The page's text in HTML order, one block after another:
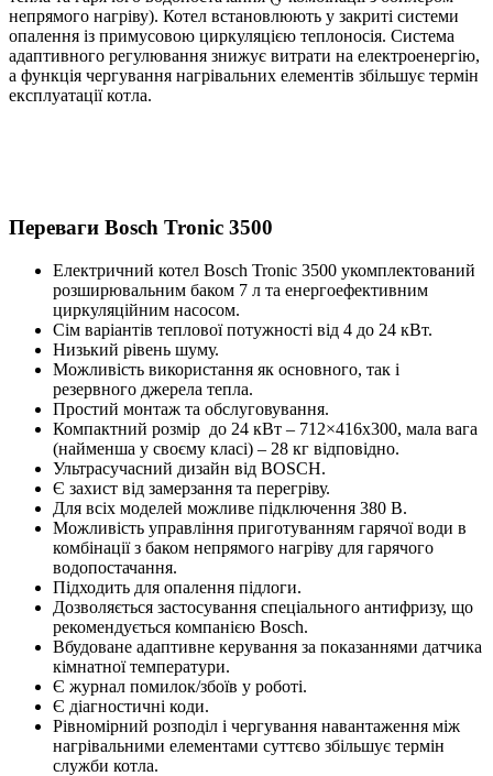
непрямого нагріву). Котел встановлюють у закриті системи
опалення із примусовою циркуляцією теплоносія. Система
адаптивного регулювання знижує витрати на електроенергію,
а функція чергування нагрівальних елементів збільшує термін
експлуатації котла.
Переваги Bosch Tronic 3500
Електричний котел Bosch Tronic 3500 укомплектований
розширювальним баком 7 л та енергоефективним
циркуляційним насосом.
Сім варіантів теплової потужності від 4 до 24 кВт.
Низький рівень шуму.
Можливість використання як основного, так і
резервного джерела тепла.
Простий монтаж та обслуговування.
Компактний розмір до 24 кВт – 712×416х300, мала вага
(найменша у своєму класі) – 28 кг відповідно.
Ультрасучасний дизайн від BOSCH.
Є захист від замерзання та перегріву.
Для всіх моделей можливе підключення 380 В.
Можливість управління приготуванням гарячої води в
комбінації з баком непрямого нагріву для гарячого
водопостачання.
Підходить для опалення підлоги.
Дозволяється застосування спеціального антифризу, що
рекомендується компанією Bosch.
Вбудоване адаптивне керування за показаннями датчика
кімнатної температури.
Є журнал помилок/збоїв у роботі.
Є діагностичні коди.
Рівномірний розподіл і чергування навантаження між
нагрівальними елементами суттєво збільшує термін
служби котла.